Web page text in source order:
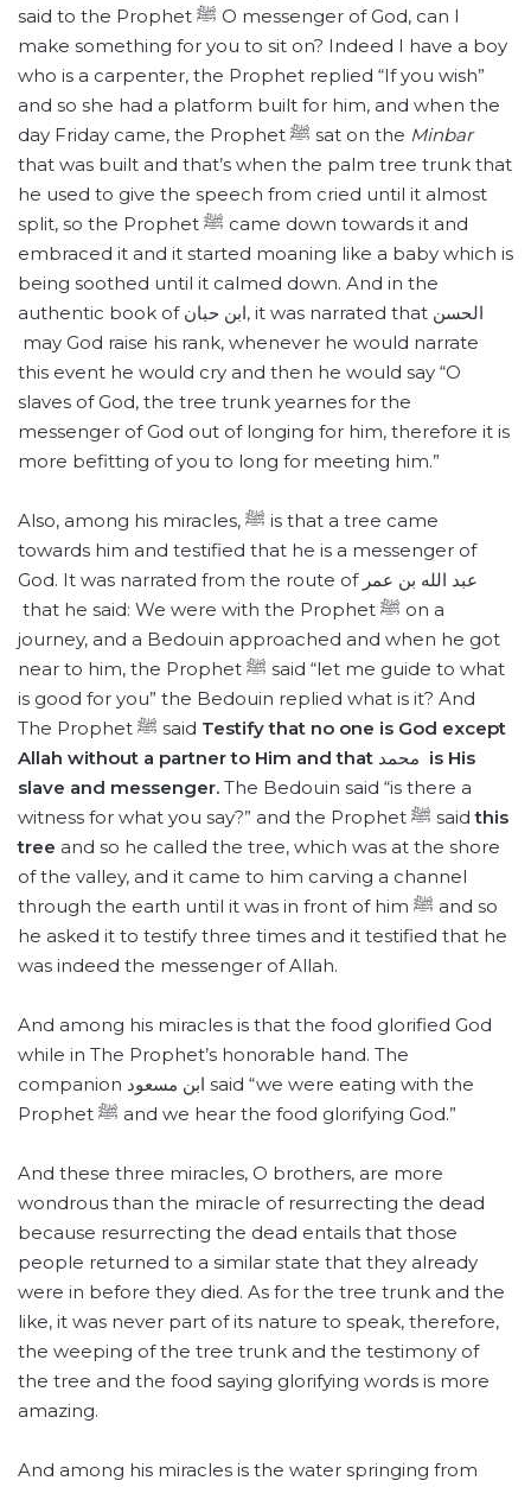
said to the Prophet ﷺ O messenger of God, can I
make something for you to sit on? Indeed I have a boy
who is a carpenter, the Prophet replied “If you wish”
and so she had a platform built for him, and when the
day Friday came, the Prophet ﷺ sat on the Minbar
that was built and that’s when the palm tree trunk that
he used to give the speech from cried until it almost
split, so the Prophet ﷺ came down towards it and
embraced it and it started moaning like a baby which is
being soothed until it calmed down. And in the
authentic book of ابن حبان, it was narrated that الحسن
may God raise his rank, whenever he would narrate
this event he would cry and then he would say “O
slaves of God, the tree trunk yearnes for the
messenger of God out of longing for him, therefore it is
more befitting of you to long for meeting him.”
Also, among his miracles, ﷺ is that a tree came
towards him and testified that he is a messenger of
God. It was narrated from the route of عبد الله بن عمر
that he said: We were with the Prophet ﷺ on a
journey, and a Bedouin approached and when he got
near to him, the Prophet ﷺ said “let me guide to what
is good for you” the Bedouin replied what is it? And
The Prophet ﷺ said Testify that no one is God except
Allah without a partner to Him and that
is His
slave and messenger. The Bedouin said “is there a
witness for what you say?” and the Prophet ﷺ saidthis
tree and so he called the tree, which was at the shore
of the valley, and it came to him carving a channel
through the earth until it was in front of him ﷺ and so
he asked it to testify three times and it testified that he
was indeed the messenger of Allah.
And among his miracles is that the food glorified God
while in The Prophet’s honorable hand. The
companion ابن مسعود said “we were eating with the
Prophet ﷺ and we hear the food glorifying God.”
And these three miracles, O brothers, are more
wondrous than the miracle of resurrecting the dead
because resurrecting the dead entails that those
people returned to a similar state that they already
were in before they died. As for the tree trunk and the
like, it was never part of its nature to speak, therefore,
the weeping of the tree trunk and the testimony of
the tree and the food saying glorifying words is more
amazing.
And among his miracles is the water springing from